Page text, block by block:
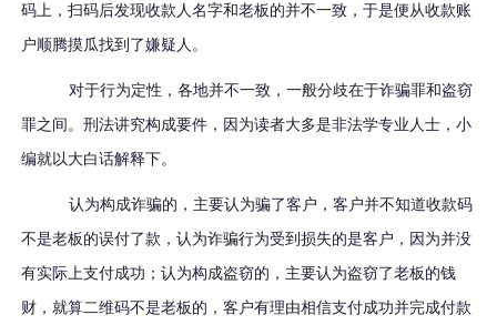
码上，扫码后发现收款人名字和老板的并不一致，于是便从收款账
户顺腾摸瓜找到了嫌疑人。
对于行为定性，各地并不一致，一般分歧在于诈骗罪和盗窃
罪之间。刑法讲究构成要件，因为读者大多是非法学专业人士，小
编就以大白话解释下。
认为构成诈骗的，主要认为骗了客户，客户并不知道收款码
不是老板的误付了款，认为诈骗行为受到损失的是客户，因为并没
有实际上支付成功；认为构成盗窃的，主要认为盗窃了老板的钱
财，就算二维码不是老板的，客户有理由相信支付成功并完成付款